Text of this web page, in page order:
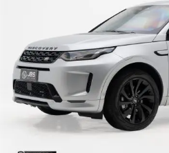
Can-Am
Caoa Changan
Caoa Chery